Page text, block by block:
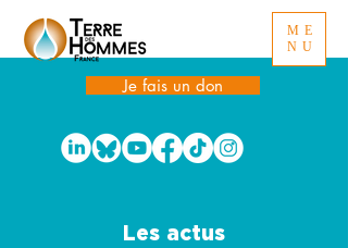
ME
NU
Je fais un don
Les actus